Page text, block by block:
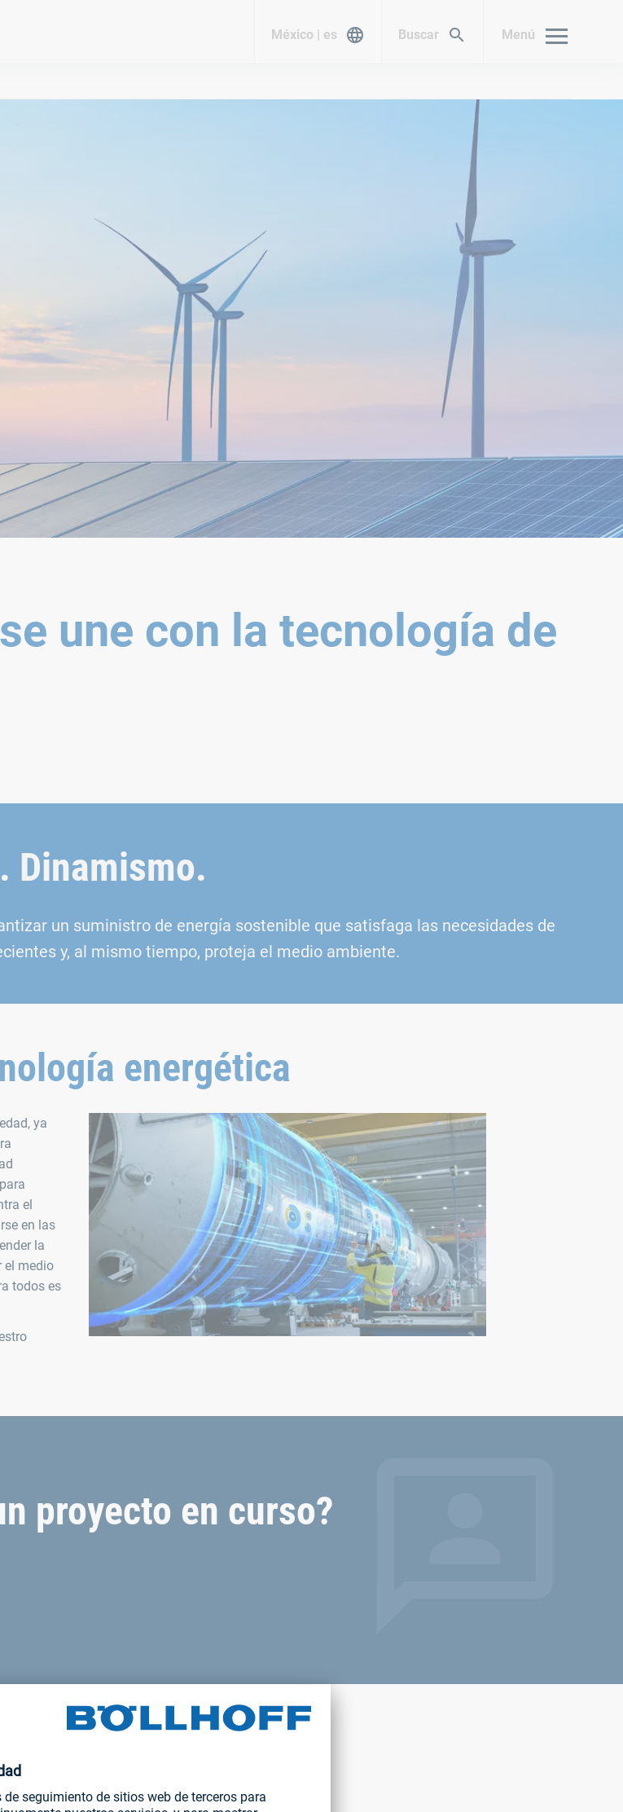
México | es Buscar Menú
une con la tecnología de
Dinamismo.
un suministro de energía sostenible que satisfaga las necesidades de
y, al mismo tiempo, proteja el medio ambiente.
energética
ya
el
en las
la
el medio
todos es
proyecto en curso?
de unión
por ejemplo para unir tuberías, válvulas, turbinas y